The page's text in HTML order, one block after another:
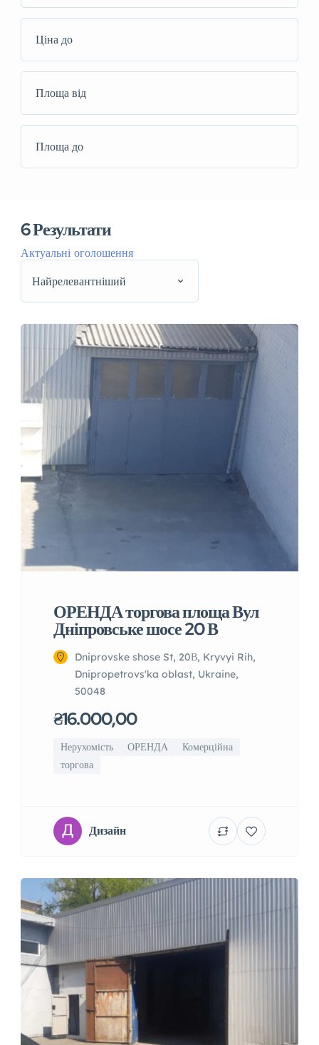
6Результати
Актуальні оголошення
Найрелевантніший
ОРЕНДА торгова площа Вул
Дніпровське шосе 20 В
Dniprovske shose St, 20В, Kryvyi Rih,
Dnipropetrovs'ka oblast, Ukraine,
50048
₴16.000,00
Нерухомість ОРЕНДА
Комерційна
торгова
Дизайн